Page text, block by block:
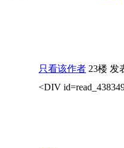
只看该作者 23楼 发
<DIV